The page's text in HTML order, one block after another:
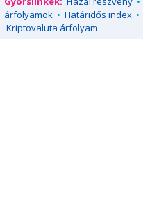
árfolyamok • Határidős index •
Kriptovaluta árfolyam